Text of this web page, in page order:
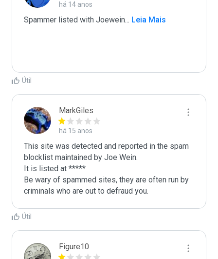
há 14 anos
Spammer listed with Joewein ... Leia Mais
Útil
MarkGiles
há 15 anos
This site was detected and reported in the spam
blocklist maintained by Joe Wein.
It is listed at *****
Be wary of spammed sites, they are often run by
criminals who are out to defraud you.
Útil
Figure10